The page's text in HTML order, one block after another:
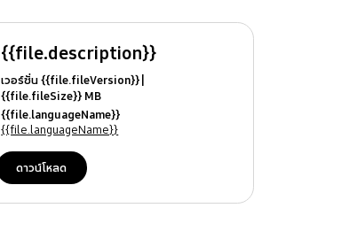
{{file.description}}
เวอร์ชั่น {{file.fileVersion}}
{{file.fileSize}} MB
{{file.fileModifiedDate}}
{{file.osNames}}
{{file.languageName}}
{{file.languageName}}
ดาวน์โหลด